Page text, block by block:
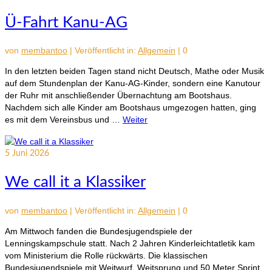
Ü-Fahrt Kanu-AG
von membantoo | Veröffentlicht in: Allgemein | 0
In den letzten beiden Tagen stand nicht Deutsch, Mathe oder Musik
auf dem Stundenplan der Kanu-AG-Kinder, sondern eine Kanutour
der Ruhr mit anschließender Übernachtung am Bootshaus.
Nachdem sich alle Kinder am Bootshaus umgezogen hatten, ging
es mit dem Vereinsbus und … Weiter
5 Juni 2026
We call it a Klassiker
von membantoo | Veröffentlicht in: Allgemein | 0
Am Mittwoch fanden die Bundesjugendspiele der
Lenningskampschule statt. Nach 2 Jahren Kinderleichtatletik kam
vom Ministerium die Rolle rückwärts. Die klassischen
Bundesjugendspiele mit Weitwurf, Weitsprung und 50 Meter Sprint